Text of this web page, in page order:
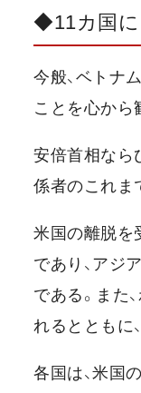
◆11カ国に
今般、ベトナ
ことを心から
安倍首相なら
係者のこれま
米国の離脱を
であり、アジ
である。また
れるとともに
各国は、米国